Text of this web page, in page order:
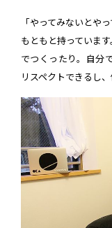
「やってみないとや
もともと持っていま
でつくったり。自分
リスペクトできるし